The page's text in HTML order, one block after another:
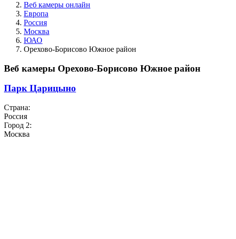
Веб камеры онлайн
Европа
Россия
Москва
ЮАО
Орехово-Борисово Южное район
Веб камеры Орехово-Борисово Южное район
Парк Царицыно
Страна:
Россия
Город 2:
Москва